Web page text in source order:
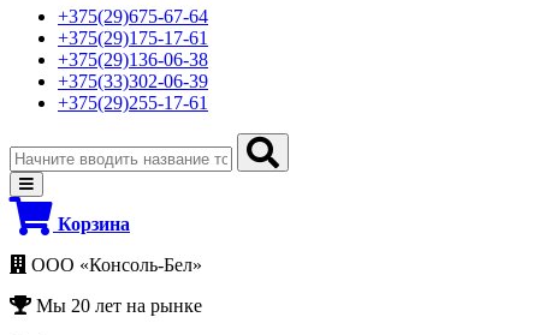
+375(29)675-67-64
+375(29)175-17-61
+375(29)136-06-38
+375(33)302-06-39
+375(29)255-17-61
Корзина
ООО «Консоль-Бел»
Мы 20 лет на рынке